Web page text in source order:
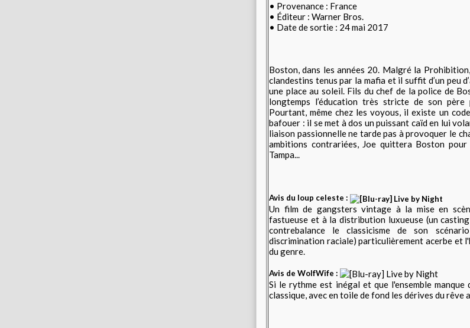
• Provenance : France
• Éditeur : Warner Bros.
• Date de sortie : 24 mai 2017
Boston, dans les années 20. Malgré la
clandestins tenus par la mafia et il suffit d’un peu
une place au soleil. Fils du chef de la police de
longtemps l’éducation très stricte de son
Pourtant, même chez les voyous, il existe un
bafouer : il se met à dos un puissant caïd en lui
liaison passionnelle ne tarde pas à provoquer le
ambitions contrariées, Joe quittera Boston pour
Tampa...
Avis du loup celeste :
Un film de gangsters vintage à la mise en
fastueuse et à la distribution luxueuse (un
contrebalance le classicisme de son
discrimination raciale) particulièrement acerbe et
du genre.
Avis de WolfWife :
Si le rythme est inégal et que l'ensemble manque
classique, avec en toile de fond les dérives du rêve